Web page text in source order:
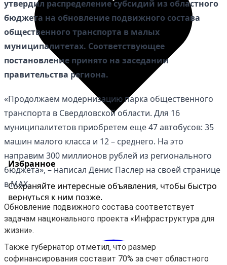
Избранное
Сохраняйте интересные объявления, чтобы быстро
вернуться к ним позже.
Перейти в избранное
утвердил распределение субсидий из областного
бюджета на обновление подвижного состава
общественного транспорта в малых
муниципалитетах. Соответствующее
постановление принято на заседании
правительства региона.
«Продолжаем модернизацию парка общественного
транспорта в Свердловской области. Для 16
муниципалитетов приобретем еще 47 автобусов: 35
машин малого класса и 12 – среднего. На это
направим 300 миллионов рублей из регионального
бюджета», – написал Денис Паслер на своей странице
в МАХ.
Обновление подвижного состава соответствует
задачам национального проекта «Инфраструктура для
жизни».
Также губернатор отметил, что размер
софинансирования составит 70% за счет областного